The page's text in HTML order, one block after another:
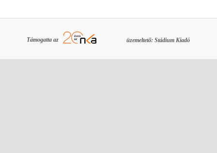
Támogatta az üzemeltető: Stádium Kiadó